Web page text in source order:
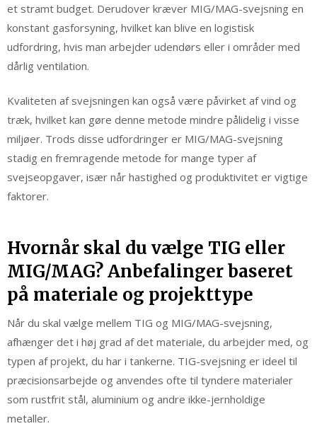
et stramt budget. Derudover kræver MIG/MAG-svejsning en
konstant gasforsyning, hvilket kan blive en logistisk
udfordring, hvis man arbejder udendørs eller i områder med
dårlig ventilation.
Kvaliteten af svejsningen kan også være påvirket af vind og
træk, hvilket kan gøre denne metode mindre pålidelig i visse
miljøer. Trods disse udfordringer er MIG/MAG-svejsning
stadig en fremragende metode for mange typer af
svejseopgaver, især når hastighed og produktivitet er vigtige
faktorer.
Hvornår skal du vælge TIG eller
MIG/MAG? Anbefalinger baseret
på materiale og projekttype
Når du skal vælge mellem TIG og MIG/MAG-svejsning,
afhænger det i høj grad af det materiale, du arbejder med, og
typen af projekt, du har i tankerne. TIG-svejsning er ideel til
præcisionsarbejde og anvendes ofte til tyndere materialer
som rustfrit stål, aluminium og andre ikke-jernholdige
metaller.